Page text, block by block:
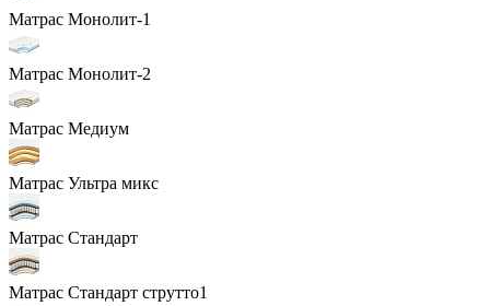
Матрас Монолит-1
Матрас Монолит-2
Матрас Медиум
Матрас Ультра микс
Матрас Стандарт
Матрас Стандарт струтто1